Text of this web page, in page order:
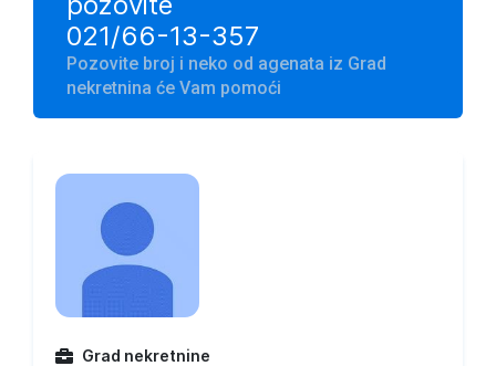
021/66-13-357
Pozovite broj i neko od agenata iz Grad
nekretnina će Vam pomoći
Grad nekretnine